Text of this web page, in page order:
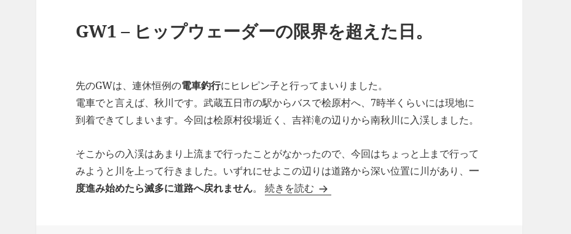
GW1 – ヒップウェーダーの限界を超えた日。
先のGWは、連休恒例の電車釣行にヒレピン子と行ってまいりました。
電車でと言えば、秋川です。武蔵五日市の駅からバスで桧原村へ、7時半くらいには現地に
到着できてしまいます。今回は桧原村役場近く、吉祥滝の辺りから南秋川に入渓しました。
そこからの入渓はあまり上流まで行ったことがなかったので、今回はちょっと上まで行って
みようと川を上って行きました。いずれにせよこの辺りは道路から深い位置に川があり、 一
度進み始めたら滅多に道路へ戻れません。 続きを読む GW1 – ヒップウェーダーの限界を超えた日。